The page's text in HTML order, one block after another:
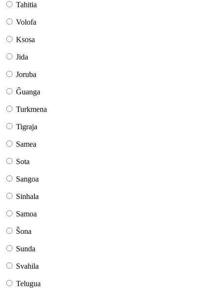
Tahitia
Volofa
Ksosa
Jida
Joruba
Ĝuanga
Turkmena
Tigraja
Samea
Sota
Sangoa
Sinhala
Samoa
Ŝona
Sunda
Svahila
Telugua